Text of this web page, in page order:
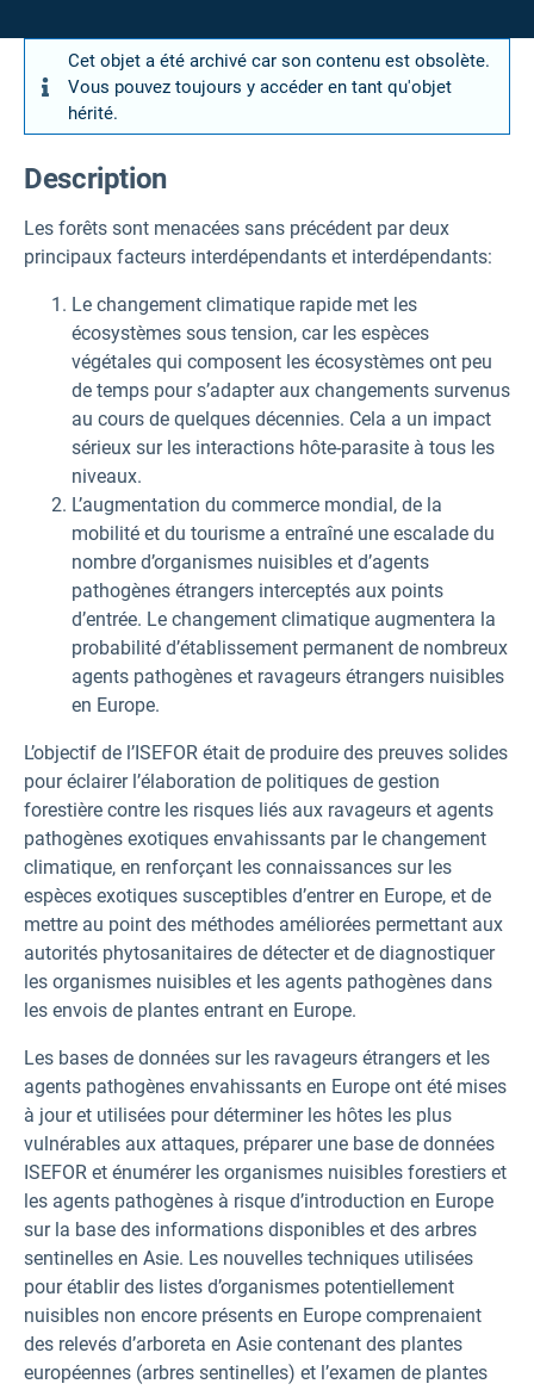
Cet objet a été archivé car son contenu est obsolète.
Vous pouvez toujours y accéder en tant qu'objet
hérité.
Description
Les forêts sont menacées sans précédent par deux
principaux facteurs interdépendants et interdépendants:
Le changement climatique rapide met les
écosystèmes sous tension, car les espèces
végétales qui composent les écosystèmes ont peu
de temps pour s’adapter aux changements survenus
au cours de quelques décennies. Cela a un impact
sérieux sur les interactions hôte-parasite à tous les
niveaux.
L’augmentation du commerce mondial, de la
mobilité et du tourisme a entraîné une escalade du
nombre d’organismes nuisibles et d’agents
pathogènes étrangers interceptés aux points
d’entrée. Le changement climatique augmentera la
probabilité d’établissement permanent de nombreux
agents pathogènes et ravageurs étrangers nuisibles
en Europe.
L’objectif de l’ISEFOR était de produire des preuves solides
pour éclairer l’élaboration de politiques de gestion
forestière contre les risques liés aux ravageurs et agents
pathogènes exotiques envahissants par le changement
climatique, en renforçant les connaissances sur les
espèces exotiques susceptibles d’entrer en Europe, et de
mettre au point des méthodes améliorées permettant aux
autorités phytosanitaires de détecter et de diagnostiquer
les organismes nuisibles et les agents pathogènes dans
les envois de plantes entrant en Europe.
Les bases de données sur les ravageurs étrangers et les
agents pathogènes envahissants en Europe ont été mises
à jour et utilisées pour déterminer les hôtes les plus
vulnérables aux attaques, préparer une base de données
ISEFOR et énumérer les organismes nuisibles forestiers et
les agents pathogènes à risque d’introduction en Europe
sur la base des informations disponibles et des arbres
sentinelles en Asie. Les nouvelles techniques utilisées
pour établir des listes d’organismes potentiellement
nuisibles non encore présents en Europe comprenaient
des relevés d’arboreta en Asie contenant des plantes
européennes (arbres sentinelles) et l’examen de plantes